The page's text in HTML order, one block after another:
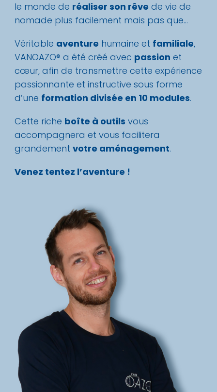
le monde de réaliser son rêve de vie de
nomade plus facilement mais pas que…
Véritable aventure humaine et familiale,
VANOAZO® a été créé avec passion et
cœur, afin de transmettre cette expérience
passionnante et instructive sous forme
d’une formation divisée en 10 modules.
Cette riche boîte à outils vous
accompagnera et vous facilitera
grandement votre aménagement.
Venez tentez l’aventure !